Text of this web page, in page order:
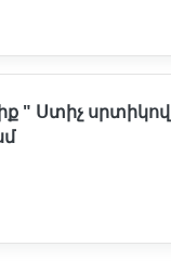
" Ստիչ սրտիկով